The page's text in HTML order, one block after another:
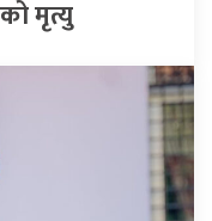
मृत्यु